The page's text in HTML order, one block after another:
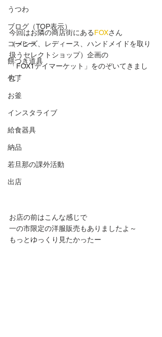
うつわ
ブログ（TOP表示）
コーヒー
餅つき道具
包丁
お釜
インスタライブ
給食器具
納品
若旦那の課外活動
出店
今回はお隣の商店街にあるFOXさん
（メンズ、レディース、ハンドメイドを取り
扱うセレクトショップ）企画の
「FOX1デイマーケット」をのぞいてきまし
た！
お店の前はこんな感じで
一の市限定の洋服販売もありましたよ～
もっとゆっくり見たかったー